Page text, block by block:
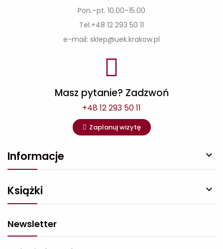
Pon.–pt. 10.00–15.00
Tel.+48 12 293 50 11
e-mail: sklep@uek.krakow.pl
Masz pytanie? Zadzwoń
+48 12 293 50 11
Zaplanuj wizytę
Informacje 
Książki 
Newsletter